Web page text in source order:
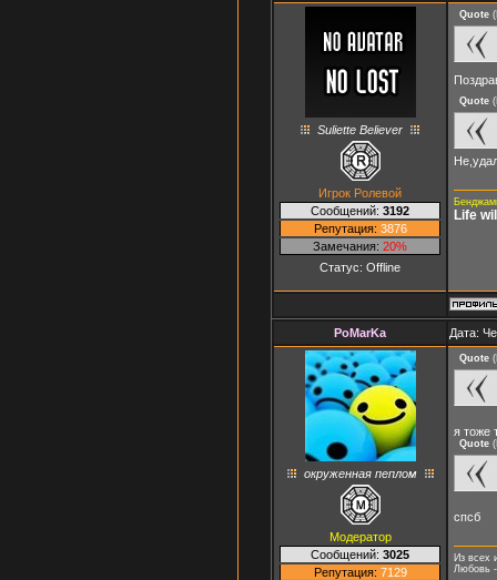
Suliette Believer
Игрок Ролевой
Сообщений: 3192
Репутация: 3876
Замечания: 20%
Статус: Offline
Quote (
Quote (
Life
PoMarKa Дата:
окруженная пеплом
Модератор
Сообщений: 3025
Репутация: 7129
Quote (
я тоже
Quote (
спсб
Из всех
Любовь